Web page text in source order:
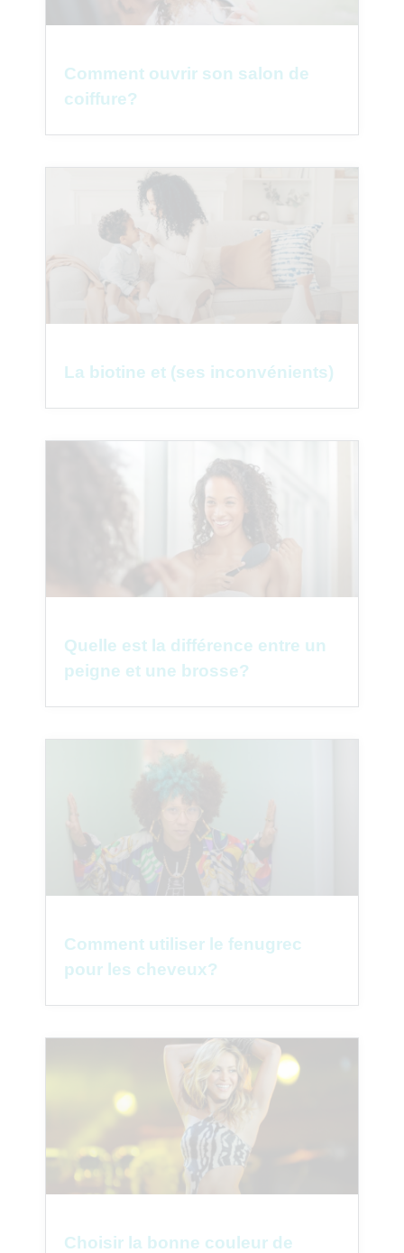
Comment ouvrir son salon de
coiffure?
La biotine et (ses inconvénients)
Quelle est la différence entre un
peigne et une brosse?
Comment utiliser le fenugrec
pour les cheveux?
Choisir la bonne couleur de